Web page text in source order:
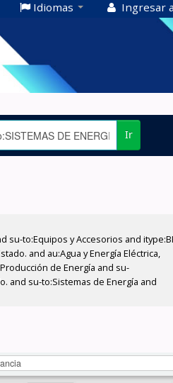
Idiomas Ingresar
Ir
su-to:Equipos y Accesorios and
and au:Agua y Energía Eléctrica,
de Energía and su-
and su-to:Sistemas de Energía and